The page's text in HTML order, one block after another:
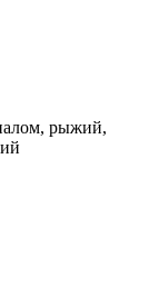
рыжий,